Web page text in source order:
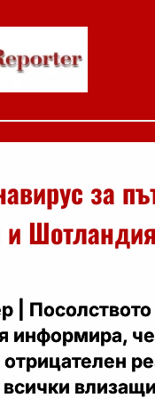
за
|
информира,
всички